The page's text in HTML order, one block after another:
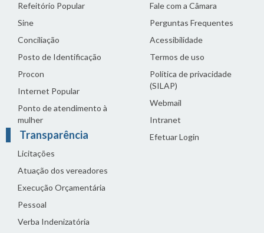
Refeitório Popular
Sine
Conciliação
Posto de Identificação
Procon
Internet Popular
Ponto de atendimento à
mulher
Transparência
Licitações
Atuação dos vereadores
Execução Orçamentária
Pessoal
Verba Indenizatória
Fale com a Câmara
Perguntas Frequentes
Acessibilidade
Termos de uso
Política de privacidade
(SILAP)
Webmail
Intranet
Efetuar Login